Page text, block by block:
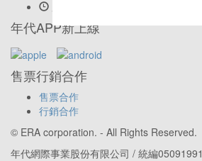
年代APP新上線
售票行銷合作
售票合作
行銷合作
© ERA corporation. - All Rights Reserved.
年代網際事業股份有限公司 / 統編05091991